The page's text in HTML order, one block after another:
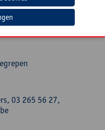
03 265 56 27,